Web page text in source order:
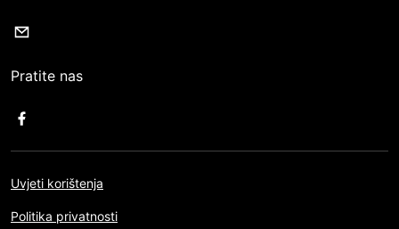
Pratite nas
Uvjeti korištenja
Politika privatnosti